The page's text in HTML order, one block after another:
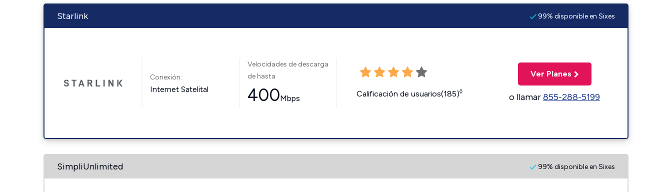
Starlink 99% disponible en Sixes
Conexión:
Internet Satelital
Velocidades de descarga
de hasta
400Mbps Calificación de usuarios(185)◊
Ver Planes
o llamar855-288-5199
SimpliUnlimited 99% disponible en Sixes